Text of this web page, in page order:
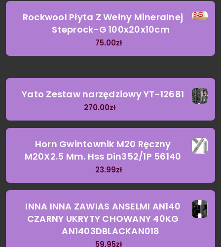
Rockwool Płyta Z Wełny Mineralnej
Steprock-G 100x20x10cm
75.00zł
Yato Zestaw narzędziowy YT-12681
270.00zł
Horn Gwintownik M20 Ręczny
M20X2.5 Mm. Hss Din352/1P 56140
23.99zł
INNA INNA ZAWIAS ANSELMI AN140
CZARNY UKRYTY CHOWANY 40KG
AN1403DBLACKAN018
59.95zł